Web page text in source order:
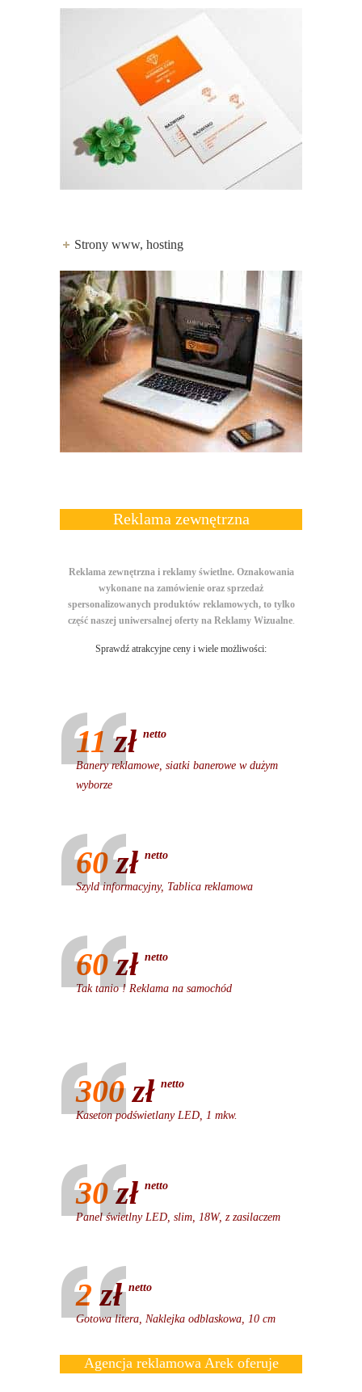
Strony www, hosting
Reklama zewnętrzna
Reklama zewnętrzna i reklamy świetlne. Oznakowania
wykonane na zamówienie oraz sprzedaż
spersonalizowanych produktów reklamowych, to tylko
część naszej uniwersalnej oferty na Reklamy Wizualne.
Sprawdź atrakcyjne ceny i wiele możliwości:
11 zł netto
Banery reklamowe, siatki banerowe w dużym
wyborze
60zł netto
Szyld informacyjny, Tablica reklamowa
60zł netto
Tak tanio ! Reklama na samochód
300zł netto
Kaseton podświetlany LED, 1 mkw.
30zł netto
Panel świetlny LED, slim, 18W, z zasilaczem
2 zł netto
Gotowa litera, Naklejka odblaskowa, 10 cm
Agencja reklamowa Arek oferuje